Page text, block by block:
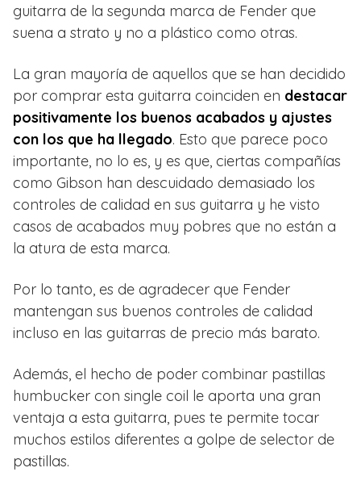
guitarra de la segunda marca de Fender que
suena a strato y no a plástico como otras.
La gran mayoría de aquellos que se han decidido
por comprar esta guitarra coinciden en destacar
positivamente los buenos acabados y ajustes
con los que ha llegado. Esto que parece poco
importante, no lo es, y es que, ciertas compañías
como Gibson han descuidado demasiado los
controles de calidad en sus guitarra y he visto
casos de acabados muy pobres que no están a
la atura de esta marca.
Por lo tanto, es de agradecer que Fender
mantengan sus buenos controles de calidad
incluso en las guitarras de precio más barato.
Además, el hecho de poder combinar pastillas
humbucker con single coil le aporta una gran
ventaja a esta guitarra, pues te permite tocar
muchos estilos diferentes a golpe de selector de
pastillas.